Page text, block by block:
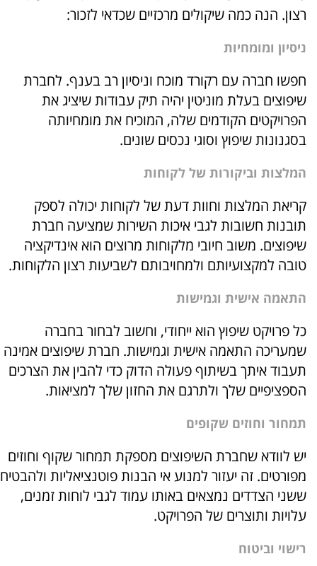
רצון. הנה כמה שיקולים מרכזיים שכדאי לזכור:
ניסיון ומומחיות
חפשו חברה עם רקורד מוכח וניסיון רב בענף. לחברת
שיפוצים בעלת מוניטין יהיה תיק עבודות שיציג את
הפרויקטים הקודמים שלה, המוכיח את מומחיותה
בסגנונות שיפוץ וסוגי נכסים שונים.
המלצות וביקורות של לקוחות
קריאת המלצות וחוות דעת של לקוחות יכולה לספק
תובנות חשובות לגבי איכות השירות שמציעה חברת
שיפוצים. משוב חיובי מלקוחות מרוצים הוא אינדיקציה
טובה למקצועיותם ולמחויבותם לשביעות רצון הלקוחות.
התאמה אישית וגמישות
כל פרויקט שיפוץ הוא ייחודי, וחשוב לבחור בחברה
שמעריכה התאמה אישית וגמישות. חברת שיפוצים אמינה
תעבוד איתך בשיתוף פעולה הדוק כדי להבין את הצרכים
הספציפיים שלך ולתרגם את החזון שלך למציאות.
תמחור וחוזים שקופים
יש לוודא שחברת השיפוצים מספקת תמחור שקוף וחוזים
מפורטים. זה יעזור למנוע אי הבנות פוטנציאליות ולהבטיח
ששני הצדדים נמצאים באותו עמוד לגבי לוחות זמנים,
עלויות ותוצרים של הפרויקט.
רישוי וביטוח